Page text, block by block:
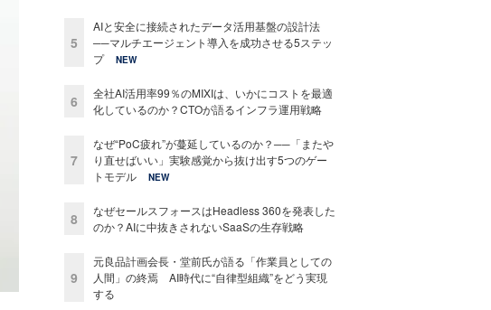
5
AIと安全に接続されたデータ活用基盤の設計法
──マルチエージェント導入を成功させる5ステッ
プ
NEW
6
全社AI活用率99％のMIXIは、いかにコストを最適
化しているのか？CTOが語るインフラ運用戦略
7
なぜ“PoC疲れ”が蔓延しているのか？──「またや
り直せばいい」実験感覚から抜け出す5つのゲー
トモデル
NEW
8
なぜセールスフォースはHeadless 360を発表した
のか？AIに中抜きされないSaaSの生存戦略
9
元良品計画会長・堂前氏が語る「作業員としての
人間」の終焉 AI時代に“自律型組織”をどう実現
する